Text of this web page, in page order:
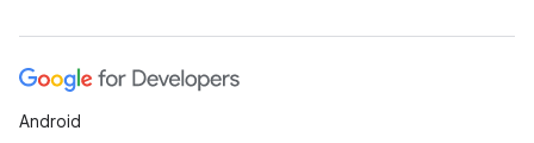
Android